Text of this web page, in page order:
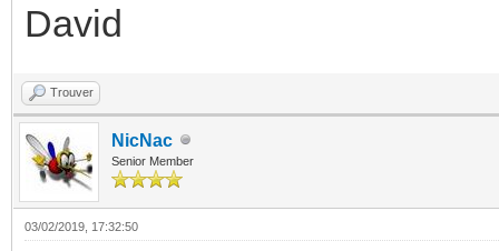
David
Trouver
NicNac
Senior Member
03/02/2019, 17:32:50